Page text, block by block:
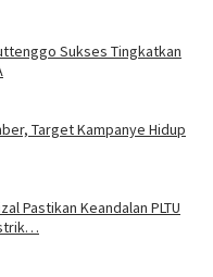
Sukses Tingkatkan
Target Kampanye Hidup
Pastikan Keandalan PLTU